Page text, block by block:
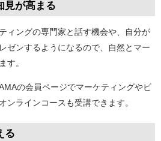
見が高まる
ィングの専門家と話す機会や、自分が
ゼンするようになるので、自然とマー
す。
の会員ページでマーケティングやビ
ンラインコースも受講できます。
る